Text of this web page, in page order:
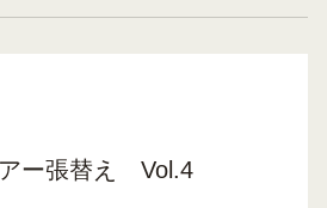
ー張替え Vol.4